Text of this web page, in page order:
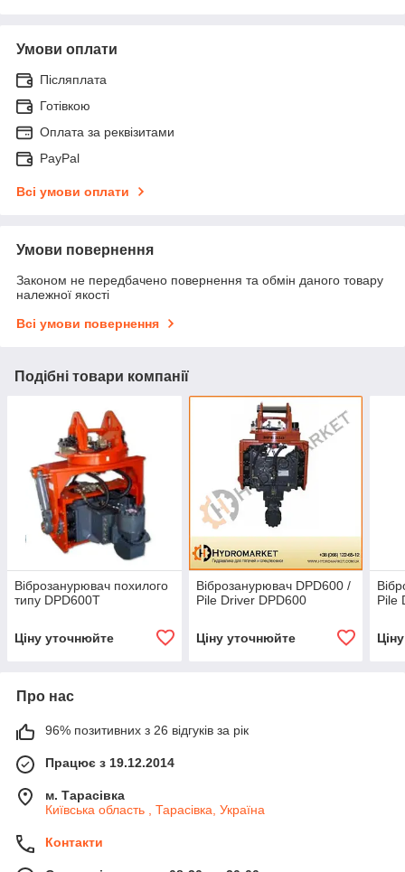
Умови оплати
Післяплата
Готівкою
Оплата за реквізитами
PayPal
Всі умови оплати
Умови повернення
Законом не передбачено повернення та обмін даного товару
належної якості
Всі умови повернення
Подібні товари компанії
Віброзанурювач похилого
типу DPD600T
Ціну уточнюйте
Віброзанурювач DPD600 /
Pile Driver DPD600
Ціну уточнюйте
Pile
Про нас
96% позитивних з 26 відгуків за рік
Працює з 19.12.2014
м. Тарасівка
Київська область , Тарасівка, Україна
Контакти